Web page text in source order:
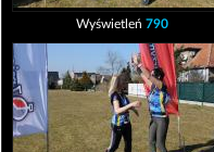
Wyświetleń 790